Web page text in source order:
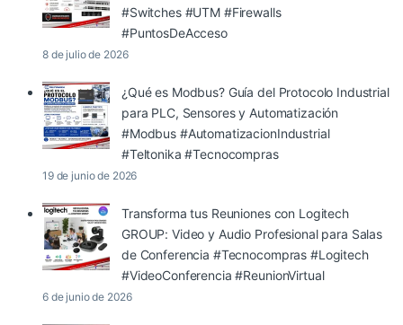
#Switches #UTM #Firewalls
#PuntosDeAcceso
8 de julio de 2026
¿Qué es Modbus? Guía del Protocolo Industrial
para PLC, Sensores y Automatización
#Modbus #AutomatizacionIndustrial
#Teltonika #Tecnocompras
19 de junio de 2026
Transforma tus Reuniones con Logitech
GROUP: Video y Audio Profesional para Salas
de Conferencia #Tecnocompras #Logitech
#VideoConferencia #ReunionVirtual
6 de junio de 2026